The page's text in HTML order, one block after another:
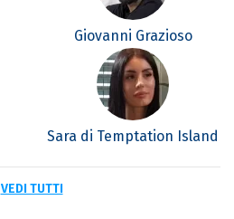
Giovanni Grazioso
Sara di Temptation Island
VEDI TUTTI